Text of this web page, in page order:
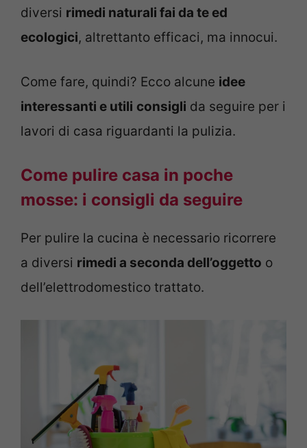
diversi rimedi naturali fai da te ed
ecologici, altrettanto efficaci, ma innocui.
Come fare, quindi? Ecco alcune idee
interessanti e utili consigli da seguire per i
lavori di casa riguardanti la pulizia.
Come pulire casa in poche
mosse: i consigli da seguire
Per pulire la cucina è necessario ricorrere
a diversi rimedi a seconda dell’oggetto o
dell’elettrodomestico trattato.